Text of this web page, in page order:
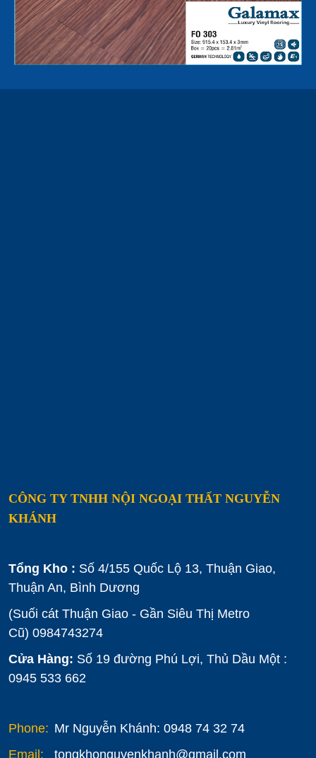
CÔNG TY TNHH NỘI NGOẠI THẤT NGUYỄN
KHÁNH
Tổng Kho : Số 4/155 Quốc Lộ 13, Thuận Giao,
Thuận An, Bình Dương
(Suối cát Thuận Giao - Gần Siêu Thị Metro
Cũ) 0984743274
Cửa Hàng: Số 19 đường Phú Lợi, Thủ Dầu Một :
0945 533 662
Phone: Mr Nguyễn Khánh: 0948 74 32 74
Email:
tongkhonguyenkhanh@gmail.com